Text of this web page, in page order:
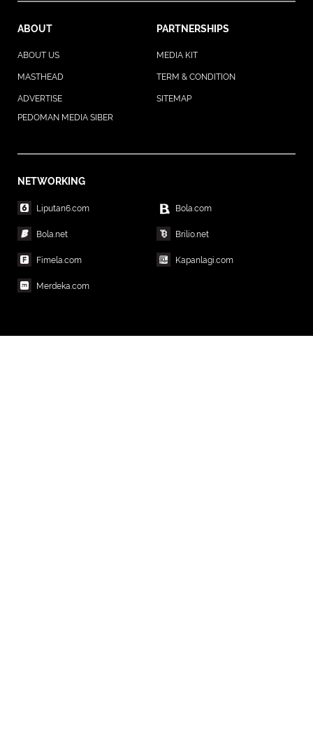
ABOUT PARTNERSHIPS
ABOUT US MEDIA KIT
MASTHEAD TERM & CONDITION
ADVERTISE
SITEMAP
PEDOMAN MEDIA SIBER
NETWORKING
Liputan6.com Bola.com
Bola.net Brilio.net
Fimela.com Kapanlagi.com
Merdeka.com